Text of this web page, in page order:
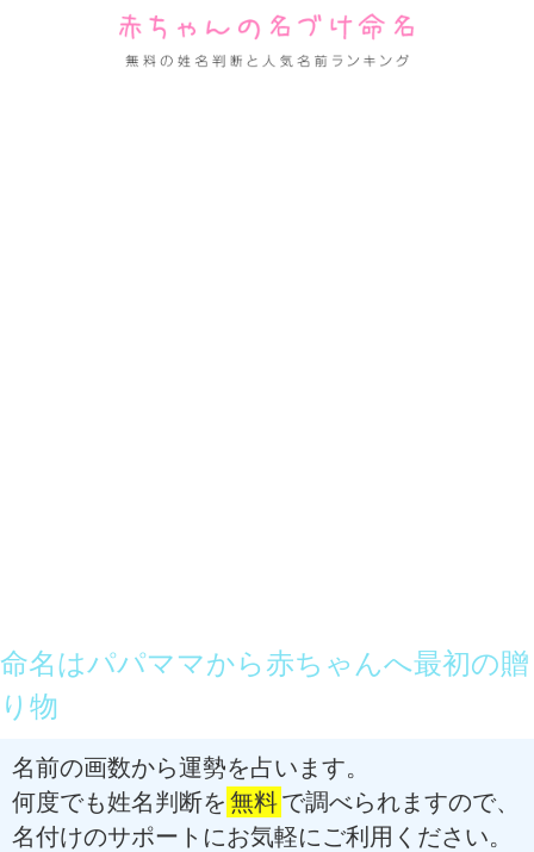
命名はパパママから赤ちゃんへ最初の贈
り物
名前の画数から運勢を占います。
何度でも姓名判断を 無料で調べられますので、
名付けのサポートにお気軽にご利用ください。